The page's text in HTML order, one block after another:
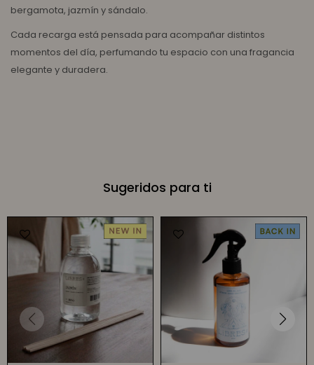
bergamota, jazmín y sándalo.
Cada recarga está pensada para acompañar distintos
momentos del día, perfumando tu espacio con una fragancia
elegante y duradera.
Sugeridos para ti